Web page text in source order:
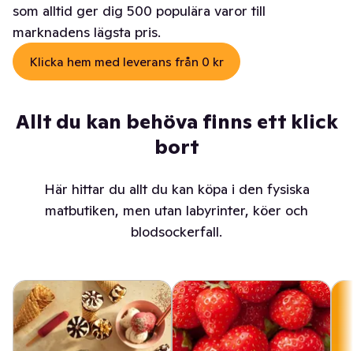
som alltid ger dig 500 populära varor till
marknadens lägsta pris.
Klicka hem med leverans från 0 kr
Allt du kan behöva finns ett klick
bort
Här hittar du allt du kan köpa i den fysiska
matbutiken, men utan labyrinter, köer och
blodsockerfall.